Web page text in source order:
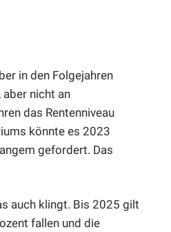
in den Folgejahren
aber nicht an
das Rentenniveau
könnte es 2023
gefordert. Das
auch klingt. Bis 2025 gilt
fallen und die